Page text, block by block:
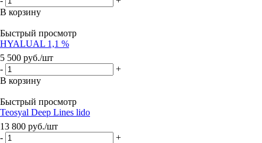
В корзину
Быстрый просмотр
HYALUAL 1,1 %
5 500 руб./шт
-
+
В корзину
Быстрый просмотр
Teosyal Deep Lines lido
13 800 руб./шт
-
+